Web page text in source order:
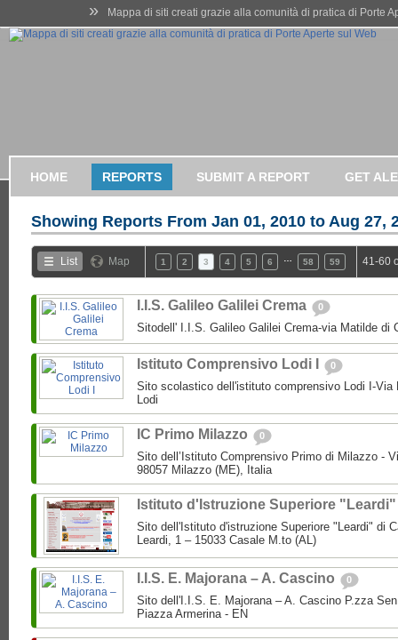
» Mappa di siti creati grazie alla comunità di pratica di Porte
HOME REPORTS SUBMIT A REPORT GET
Showing Reports From Jan 01, 2010 to Aug 27,
List Map 1 2 3 4 5 6 58 59 41-60
I.I.S. Galileo Galilei Crema 0
Sitodell' I.I.S. Galileo Galilei Crema-via Matilde di
Istituto Comprensivo Lodi I 0
Sito scolastico dell'istituto comprensivo Lodi I-Via
Lodi
IC Primo Milazzo 0
Sito dell’Istituto Comprensivo Primo di Milazzo -
98057 Milazzo (ME), Italia
Istituto d'Istruzione Superiore
Sito dell'Istituto d'istruzione Superiore "Leardi" di
Leardi, 1 – 15033 Casale M.to (AL)
I.I.S. E. Majorana – A. Cascino 0
Sito dell'I.I.S. E. Majorana – A. Cascino P.zza
Piazza Armerina - EN